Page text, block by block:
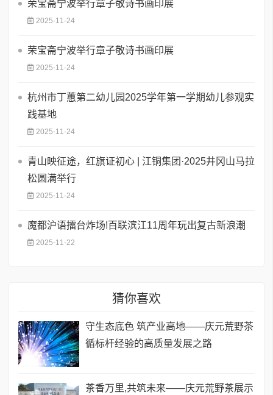
荣宝斋宁波举行章子敬诗书画印展
2025-11-24
荣宝斋宁波举行章子敬诗书画印展
2025-11-24
杭州市丁蕙第二幼儿园2025学年第一学期幼儿参观实
践基地
2025-11-24
青山映征途，红旗证初心 | 江铜集团·2025井冈山马拉
松圆满举行
2025-11-24
魔都沪语擂台炸场!百联滨江11周年玩出复古新浪潮
2025-11-22
猜你喜欢
守生态底色 筑产业高地——庆元荒野茶
循标杆经验的高质量发展之路
茶香万里,共筑未来——庆元荒野茶展示